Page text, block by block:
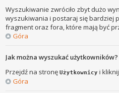
Wyszukiwanie zwróciło zbyt dużo
wyszukiwania i postaraj się bardziej
fragment oraz fora, które mają być
Góra
Jak można wyszukać użytkowników?
Przejdź na stronęUżytkownicy i
Góra